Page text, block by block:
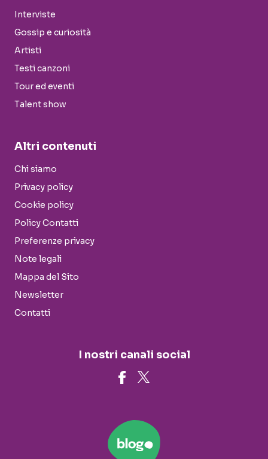
Interviste
Gossip e curiosità
Artisti
Testi canzoni
Tour ed eventi
Talent show
Altri contenuti
Chi siamo
Privacy policy
Cookie policy
Policy Contatti
Preferenze privacy
Note legali
Mappa del Sito
Newsletter
Contatti
I nostri canali social